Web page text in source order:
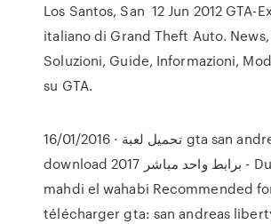
Los Santos, San 12 Jun 2012 GTA-
italiano di Grand Theft Auto.
Soluzioni, Guide, Informazioni,
su GTA.
16/01/2016 · تحميل لعبة gta san andreas 2017
download برابط واحد مباشر 2017 - Duration: 3:29.
mahdi el wahabi Recommended
télécharger gta: san andreas